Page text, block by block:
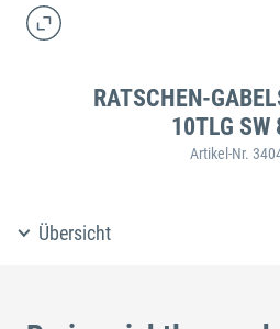
RATSCHEN-
10TLG SW
Artikel-Nr.
Übersicht